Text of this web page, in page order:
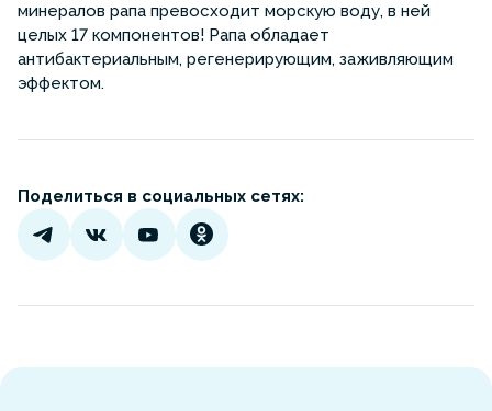
минералов рапа превосходит морскую воду, в ней
целых 17 компонентов! Рапа обладает
антибактериальным, регенерирующим, заживляющим
эффектом.
Поделиться в социальных сетях: